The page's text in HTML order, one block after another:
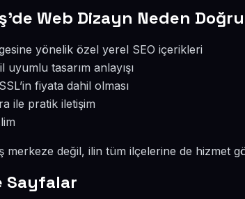
Web Dizayn Neden
yönelik özel yerel SEO içerikleri
uyumlu tasarım anlayışı
fiyata dahil olması
ile pratik iletişim
merkeze değil, ilin tüm ilçelerine de hizmet
Sayfalar